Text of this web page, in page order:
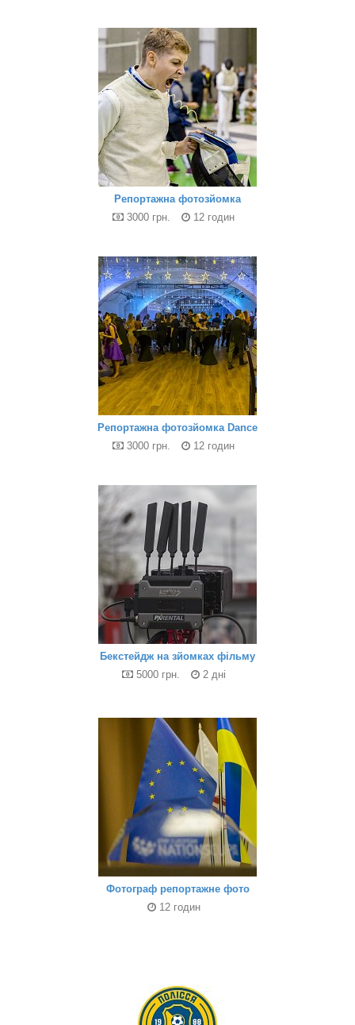
Репортажна фотозйомка
3000 грн.
12 годин
Репортажна фотозйомка Dance
3000 грн.
12 годин
Бекстейдж на зйомках фільму
5000 грн.
2 дні
Фотограф репортажне фото
12 годин